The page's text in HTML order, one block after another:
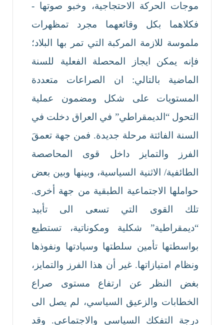
موجات الحركة الاحتجاجية، وخبو صوتها -
فكلاهما بكل وقائعهما مجرد تمظهرات
ملموسة للازمة المركبة التي تمر بها البلاد؛
فإنه يمكن ايجاز المحصلة الفعلية للسنة
الماضية بالتالي: ان الصراعات متعددة
المستويات على شكل ومضمون عملية
التحول “الديمقراطي” في العراق دخلت في
السنة الفائتة مرحلة جديدة. فمن جهة تعمقَ
الفرز والتمايز داخل قوى المحاصصة
الطائفية/ الاثنية السياسية، وبينها وبين بعض
حواملها الاجتماعية الطبقية من جهة أخرى.
تلك القوى التي تسعى الى تأبيد
“ديمقراطية” شكلية ومكوناتية، تستطيع
بواسطتها تأمين سلطتها وسيادتها ونفوذها
ونظام امتيازاتها. غير أن هذا الفرز والتمايز،
بغض النظر عن ارتفاع مستوى صراع
الخطابات والزعيق السياسي، لم يصل الى
درجة التفكك السياسي والاجتماعي. وقد